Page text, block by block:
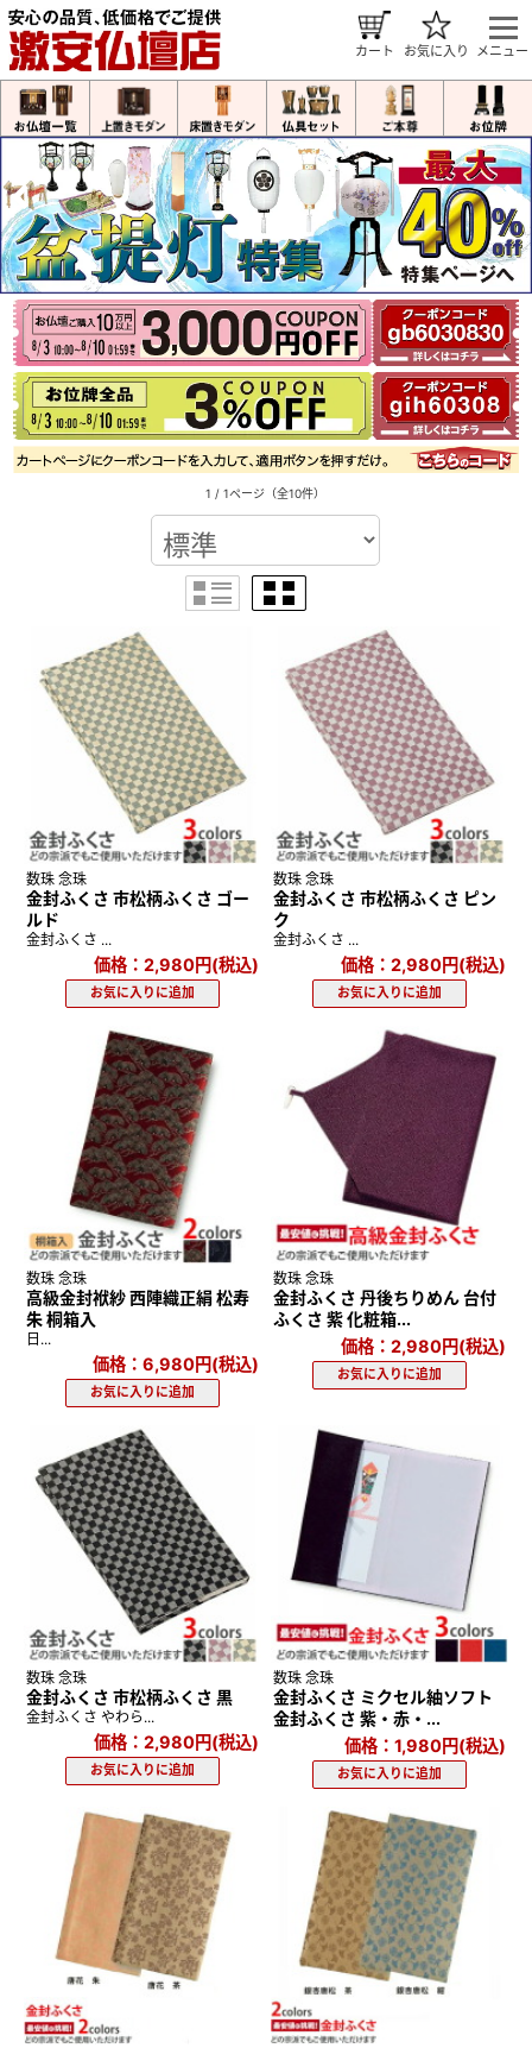
メニュー
お気に入り
カート
1 / 1ページ （全10件）
数珠 念珠
金封ふくさ 市松柄ふくさ ゴー
ルド
金封ふくさ ...
価格：2,980円(税込)
数珠 念珠
金封ふくさ 市松柄ふくさ ピン
ク
金封ふくさ ...
価格：2,980円(税込)
数珠 念珠
高級金封袱紗 西陣織正絹 松寿
朱 桐箱入
日...
価格：6,980円(税込)
数珠 念珠
金封ふくさ 丹後ちりめん 台付
ふくさ 紫 化粧箱...
価格：2,980円(税込)
数珠 念珠
金封ふくさ 市松柄ふくさ 黒
金封ふくさ やわら...
価格：2,980円(税込)
数珠 念珠
金封ふくさ ミクセル紬ソフト
金封ふくさ 紫・赤・...
価格：1,980円(税込)